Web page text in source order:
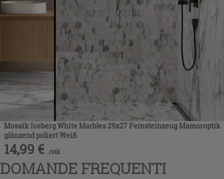
Mosaik Iceberg White Marbles 29x27 Feinsteinzeug Mamoroptik
glänzend poliert Weiß
14,99 € /stk
DOMANDE FREQUENTI